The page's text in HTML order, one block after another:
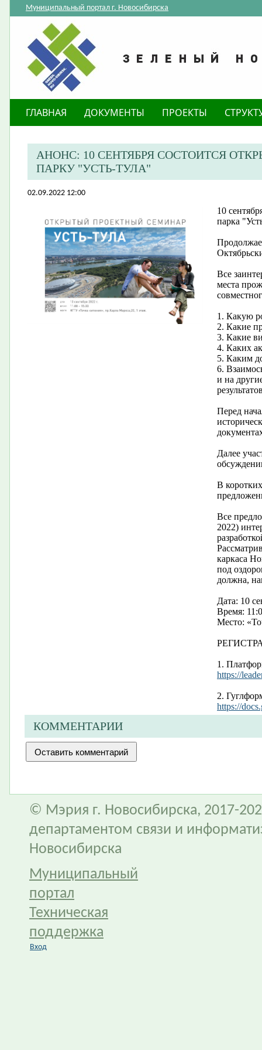
Муниципальный портал г. Новосибирска
ГЛАВНАЯ ДОКУМЕНТЫ ПРОЕКТЫ
АНОНС: 10 СЕНТЯБРЯ СОСТОИТСЯ
ПАРКУ "УСТЬ-ТУЛА"
02.09.2022 12:00
10
парка
Все
места
1. Какую
2. Какие
3. Какие
4. Каких
5. Каким
6.
и на
Перед
Далее
В
Все
2022)
каркаса
под
должна,
Дата: 10
Время:
Место:
1.
https://
2.
https://
КОММЕНТАРИИ
© Мэрия г. Новосибирска, 2017-
департаментом связи и
Новосибирска
Муниципальный
портал
Техническая
поддержка
Вход